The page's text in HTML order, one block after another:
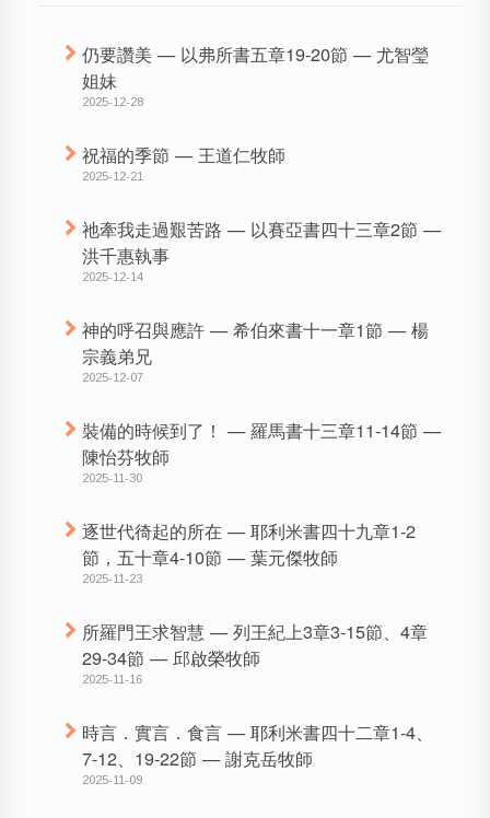
仍要讚美 — 以弗所書五章19-20節 — 尤智瑩
姐妹
2025-12-28
祝福的季節 — 王道仁牧師
2025-12-21
祂牽我走過艱苦路 — 以賽亞書四十三章2節 —
洪千惠執事
2025-12-14
神的呼召與應許 — 希伯來書十一章1節 — 楊
宗義弟兄
2025-12-07
裝備的時候到了！ — 羅馬書十三章11-14節 —
陳怡芬牧師
2025-11-30
逐世代徛起的所在 — 耶利米書四十九章1-2
節，五十章4-10節 — 葉元傑牧師
2025-11-23
所羅門王求智慧 — 列王紀上3章3-15節、4章
29-34節 — 邱啟榮牧師
2025-11-16
時言．實言．食言 — 耶利米書四十二章1-4、
7-12、19-22節 — 謝克岳牧師
2025-11-09